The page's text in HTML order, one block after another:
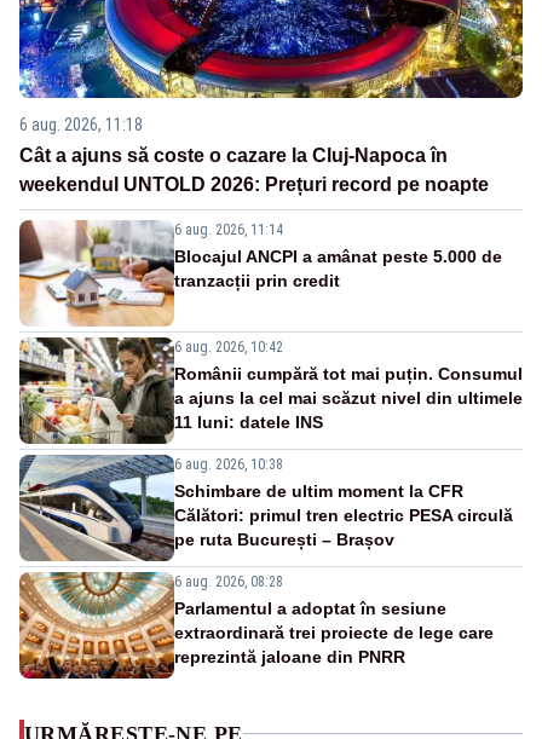
6 aug. 2026, 11:18
Cât a ajuns să coste o cazare la Cluj-Napoca în
weekendul UNTOLD 2026: Prețuri record pe noapte
6 aug. 2026, 11:14
Blocajul ANCPI a amânat peste 5.000 de
tranzacții prin credit
6 aug. 2026, 10:42
Românii cumpără tot mai puțin. Consumul
a ajuns la cel mai scăzut nivel din ultimele
11 luni: datele INS
6 aug. 2026, 10:38
Schimbare de ultim moment la CFR
Călători: primul tren electric PESA circulă
pe ruta București – Brașov
6 aug. 2026, 08:28
Parlamentul a adoptat în sesiune
extraordinară trei proiecte de lege care
reprezintă jaloane din PNRR
URMĂREȘTE-NE PE